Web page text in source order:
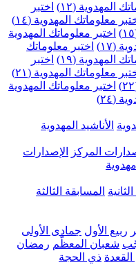
اختبر
(١٤)
المهدوية
معلوماتك
اختبر
(٢١)
المهدوية
الإصدارات
الثالثة
الأولى
رمضان